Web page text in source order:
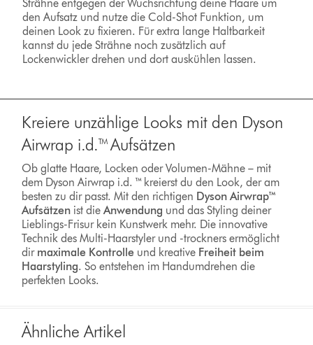
Strähne entgegen der Wuchsrichtung deine Haare um
den Aufsatz und nutze die Cold-Shot Funktion, um
deinen Look zu fixieren. Für extra lange Haltbarkeit
kannst du jede Strähne noch zusätzlich auf
Lockenwickler drehen und dort auskühlen lassen.
Kreiere unzählige Looks mit den Dyson
Airwrap i.d.™ Aufsätzen
Ob glatte Haare, Locken oder Volumen-Mähne – mit
dem Dyson Airwrap i.d. ™ kreierst du den Look, der am
besten zu dir passt. Mit den richtigen Dyson Airwrap™
Aufsätzen ist dieAnwendung und das Styling deiner
Lieblings-Frisur kein Kunstwerk mehr. Die innovative
Technik des Multi-Haarstyler und -trockners ermöglicht
dir maximale Kontrolle und kreative Freiheit beim
Haarstyling. So entstehen im Handumdrehen die
perfekten Looks.
Ähnliche Artikel